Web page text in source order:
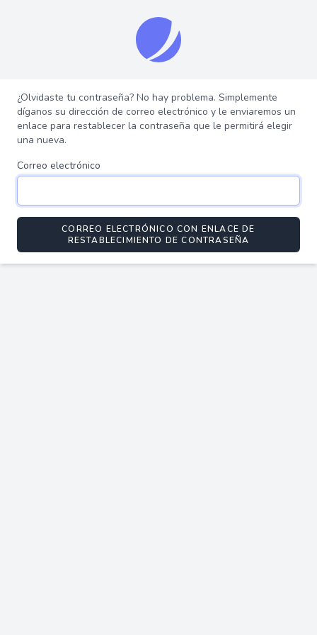
¿Olvidaste tu contraseña? No hay problema. Simplemente
díganos su dirección de correo electrónico y le enviaremos un
enlace para restablecer la contraseña que le permitirá elegir
una nueva.
Correo electrónico
CORREO ELECTRÓNICO CON ENLACE DE
RESTABLECIMIENTO DE CONTRASEÑA